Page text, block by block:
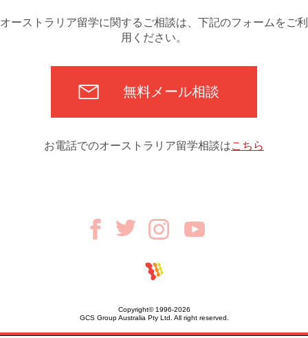
オーストラリア留学に関するご相談は、下記のフォームをご利
用ください。
無料メール相談
お電話でのオーストラリア留学相談はこちら
Copyright© 1996-2026
GCS Group Australia Pty Ltd. All right reserved.